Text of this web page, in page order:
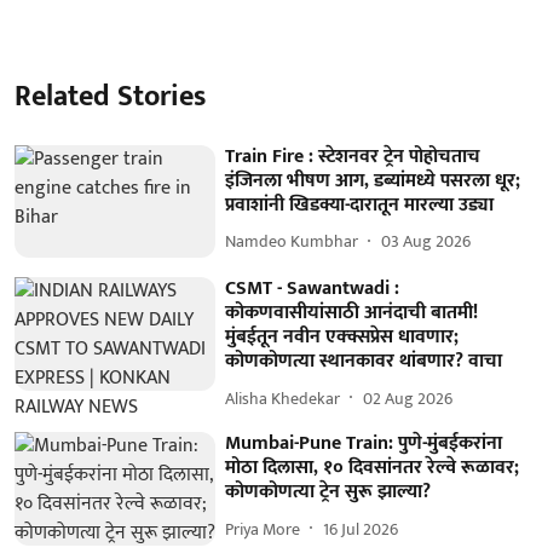
Related Stories
Train Fire : स्टेशनवर ट्रेन पोहोचताच
इंजिनला भीषण आग, डब्यांमध्ये पसरला धूर;
प्रवाशांनी खिडक्या-दारातून मारल्या उड्या
Namdeo Kumbhar 03 Aug 2026
CSMT - Sawantwadi :
कोकणवासीयांसाठी आनंदाची बातमी!
मुंबईतून नवीन एक्क्सप्रेस धावणार;
कोणकोणत्या स्थानकावर थांबणार? वाचा
Alisha Khedekar 02 Aug 2026
Mumbai-Pune Train: पुणे-मुंबईकरांना
मोठा दिलासा, १० दिवसांनतर रेल्वे रूळावर;
कोणकोणत्या ट्रेन सुरू झाल्या?
Priya More 16 Jul 2026